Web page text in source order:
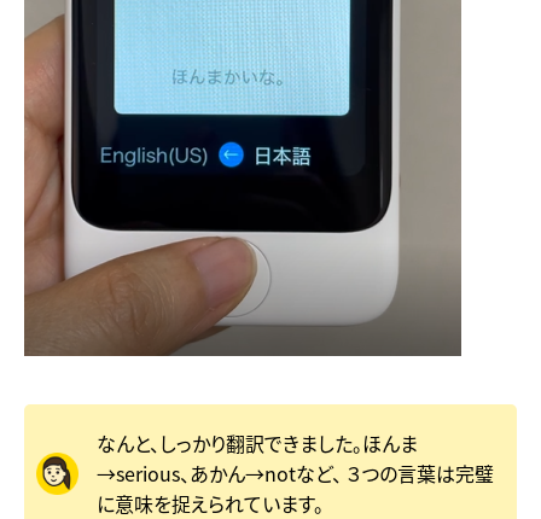
なんと、しっかり翻訳できました。ほんま
→serious、あかん→notなど、 ３つの言葉は完璧
に意味を捉えられています。